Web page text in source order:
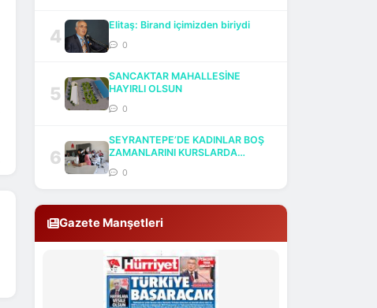
4
Elitaş: Birand içimizden biriydi
0
5
SANCAKTAR MAHALLESİNE
HAYIRLI OLSUN
0
6
SEYRANTEPE’DE KADINLAR BOŞ
ZAMANLARINI KURSLARDA
0
Gazete Manşetleri